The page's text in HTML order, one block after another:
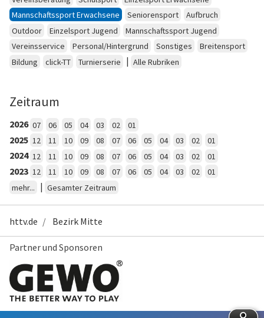
Mannschaftssport Erwachsene
Seniorensport
Aufbruch
Outdoor
Einzelsport Jugend
Mannschaftssport Jugend
Vereinsservice
Personal/Hintergrund Sonstiges
Breitensport
Bildung
click-TT Turnierserie | Alle Rubriken
Zeitraum
2026 07 06 05 04 03 02 01
2025 12 11 10 09 08 07 06 05 04 03 02 01
2024 12 11 10 09 08 07 06 05 04 03 02 01
2023 12 11 10 09 08 07 06 05 04 03 02
01
mehr...
| Gesamter Zeitraum
httv.de Bezirk Mitte
Partner und Sponsoren